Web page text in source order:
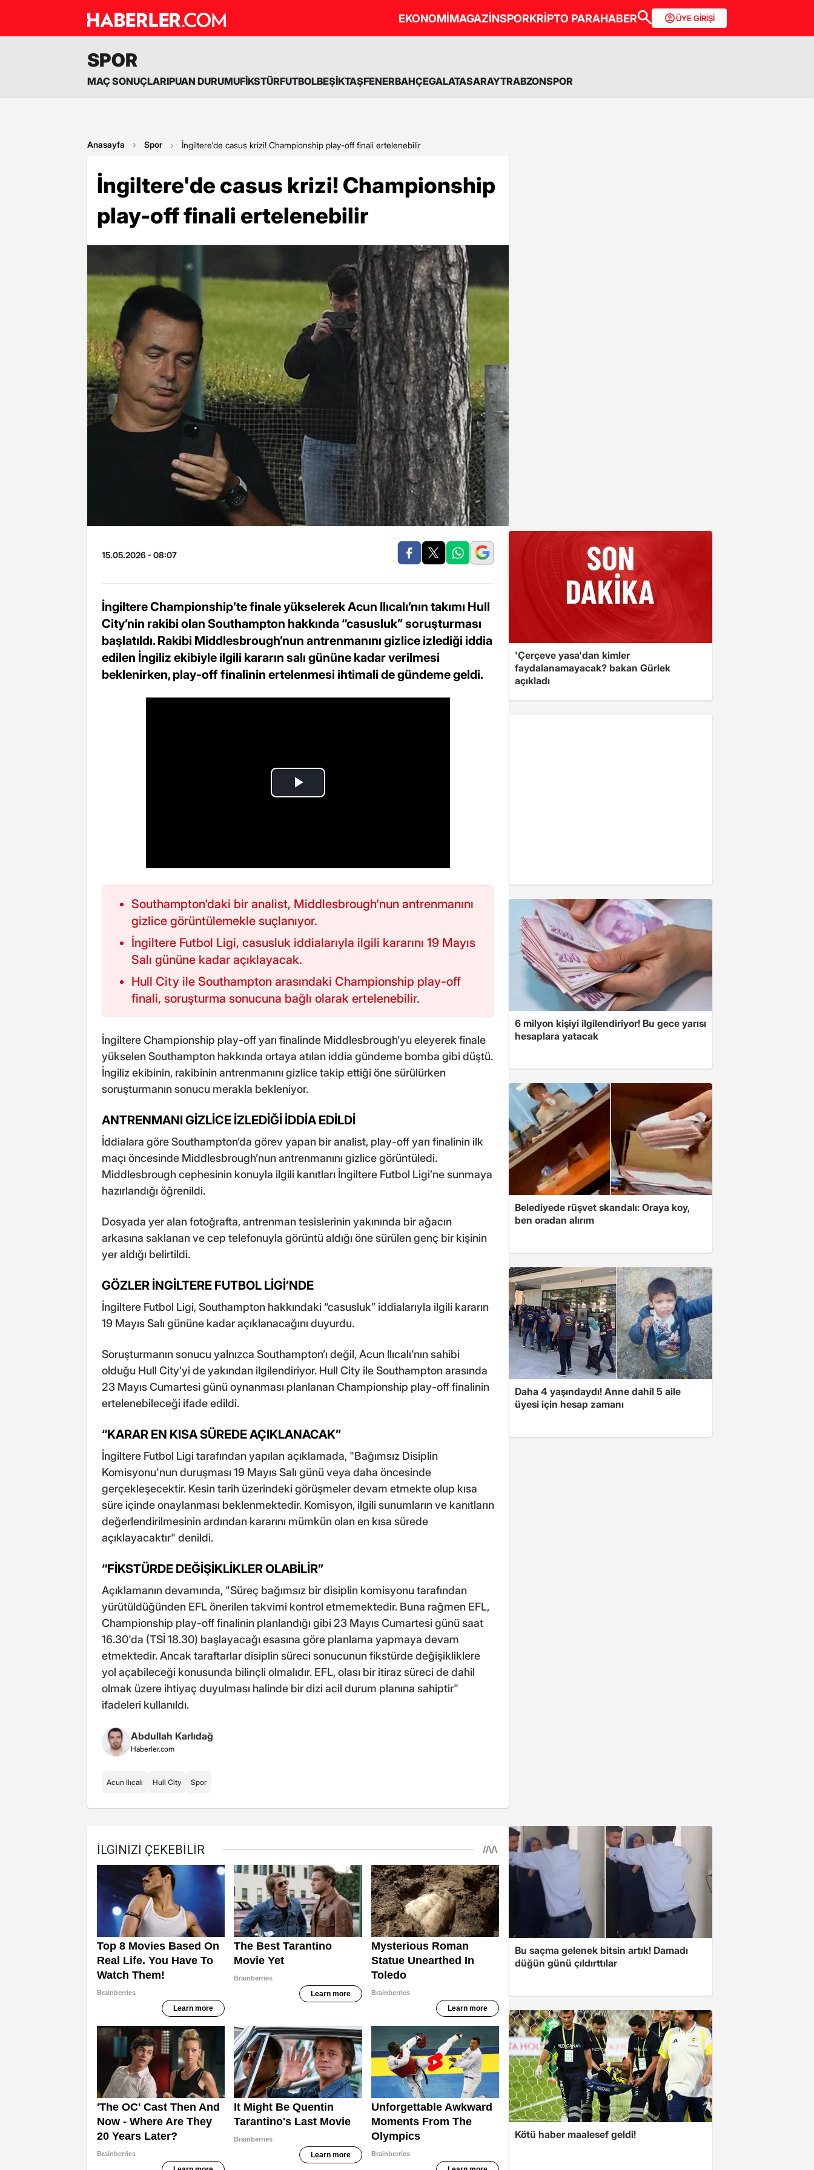
EKONOMİMAGAZİNSPORKRİPTO PARAHABER ÜYE GİRİŞİ
SPOR
MAÇ SONUÇLARIPUAN DURUMUFİKSTÜRFUTBOLBEŞİKTAŞFENERBAHÇEGALATASARAYTRABZONSPOR
Anasayfa Spor İngiltere'de casus krizi! Championship play-off finali ertelenebilir
İngiltere'de casus krizi! Championship
play-off finali ertelenebilir
15.05.2026 - 08:07
İngiltere Championship’te finale yükselerek Acun Ilıcalı’nın takımı Hull
City’nin rakibi olan Southampton hakkında “casusluk” soruşturması
başlatıldı. Rakibi Middlesbrough’nun antrenmanını gizlice izlediği iddia
edilen İngiliz ekibiyle ilgili kararın salı gününe kadar verilmesi
beklenirken, play-off finalinin ertelenmesi ihtimali de gündeme geldi.
Southampton'daki bir analist, Middlesbrough'nun antrenmanını
gizlice görüntülemekle suçlanıyor.
İngiltere Futbol Ligi, casusluk iddialarıyla ilgili kararını 19 Mayıs
Salı gününe kadar açıklayacak.
Hull City ile Southampton arasındaki Championship play-off
finali, soruşturma sonucuna bağlı olarak ertelenebilir.
İngiltere Championship play-off yarı finalinde Middlesbrough’yu eleyerek finale
yükselen Southampton hakkında ortaya atılan iddia gündeme bomba gibi düştü.
İngiliz ekibinin, rakibinin antrenmanını gizlice takip ettiği öne sürülürken
soruşturmanın sonucu merakla bekleniyor.
ANTRENMANI GİZLİCE İZLEDİĞİ İDDİA EDİLDİ
İddialara göre Southampton’da görev yapan bir analist, play-off yarı finalinin ilk
maçı öncesinde Middlesbrough’nun antrenmanını gizlice görüntüledi.
Middlesbrough cephesinin konuyla ilgili kanıtları İngiltere Futbol Ligi’ne sunmaya
hazırlandığı öğrenildi.
Dosyada yer alan fotoğrafta, antrenman tesislerinin yakınında bir ağacın
arkasına saklanan ve cep telefonuyla görüntü aldığı öne sürülen genç bir kişinin
yer aldığı belirtildi.
GÖZLER İNGİLTERE FUTBOL LİGİ’NDE
İngiltere Futbol Ligi, Southampton hakkındaki “casusluk” iddialarıyla ilgili kararın
19 Mayıs Salı gününe kadar açıklanacağını duyurdu.
Soruşturmanın sonucu yalnızca Southampton’ı değil, Acun Ilıcalı’nın sahibi
olduğu Hull City’yi de yakından ilgilendiriyor. Hull City ile Southampton arasında
23 Mayıs Cumartesi günü oynanması planlanan Championship play-off finalinin
ertelenebileceği ifade edildi.
“KARAR EN KISA SÜREDE AÇIKLANACAK”
İngiltere Futbol Ligi tarafından yapılan açıklamada, "Bağımsız Disiplin
Komisyonu'nun duruşması 19 Mayıs Salı günü veya daha öncesinde
gerçekleşecektir. Kesin tarih üzerindeki görüşmeler devam etmekte olup kısa
süre içinde onaylanması beklenmektedir. Komisyon, ilgili sunumların ve kanıtların
değerlendirilmesinin ardından kararını mümkün olan en kısa sürede
açıklayacaktır" denildi.
“FİKSTÜRDE DEĞİŞİKLİKLER OLABİLİR”
Açıklamanın devamında, "Süreç bağımsız bir disiplin komisyonu tarafından
yürütüldüğünden EFL önerilen takvimi kontrol etmemektedir. Buna rağmen EFL,
Championship play-off finalinin planlandığı gibi 23 Mayıs Cumartesi günü saat
16.30'da (TSİ 18.30) başlayacağı esasına göre planlama yapmaya devam
etmektedir. Ancak taraftarlar disiplin süreci sonucunun fikstürde değişikliklere
yol açabileceği konusunda bilinçli olmalıdır. EFL, olası bir itiraz süreci de dahil
olmak üzere ihtiyaç duyulması halinde bir dizi acil durum planına sahiptir"
ifadeleri kullanıldı.
Abdullah Karlıdağ
Haberler.com
Acun Ilıcalı Hull City Spor
'Çerçeve yasa'dan kimler
faydalanamayacak? bakan Gürlek
açıkladı
6 milyon kişiyi ilgilendiriyor! Bu gece yarısı
hesaplara yatacak
Belediyede rüşvet skandalı: Oraya koy,
ben oradan alırım
Daha 4 yaşındaydı! Anne dahil 5 aile
üyesi için hesap zamanı
Bu saçma gelenek bitsin artık! Damadı
düğün günü çıldırttılar
Kötü haber maalesef geldi!